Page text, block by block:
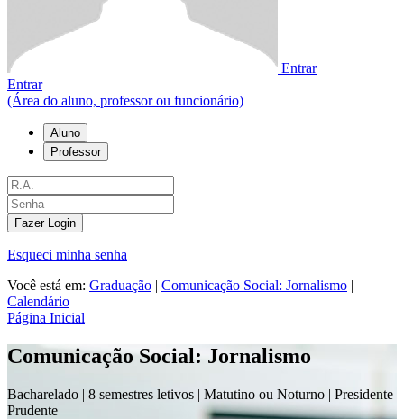
Entrar
Entrar
(Área do aluno, professor ou funcionário)
Aluno
Professor
Fazer Login
Esqueci minha senha
Você está em: Graduação | Comunicação Social: Jornalismo |
Calendário
Página Inicial
Comunicação Social: Jornalismo
Bacharelado | 8 semestres letivos | Matutino ou Noturno | Presidente
Prudente